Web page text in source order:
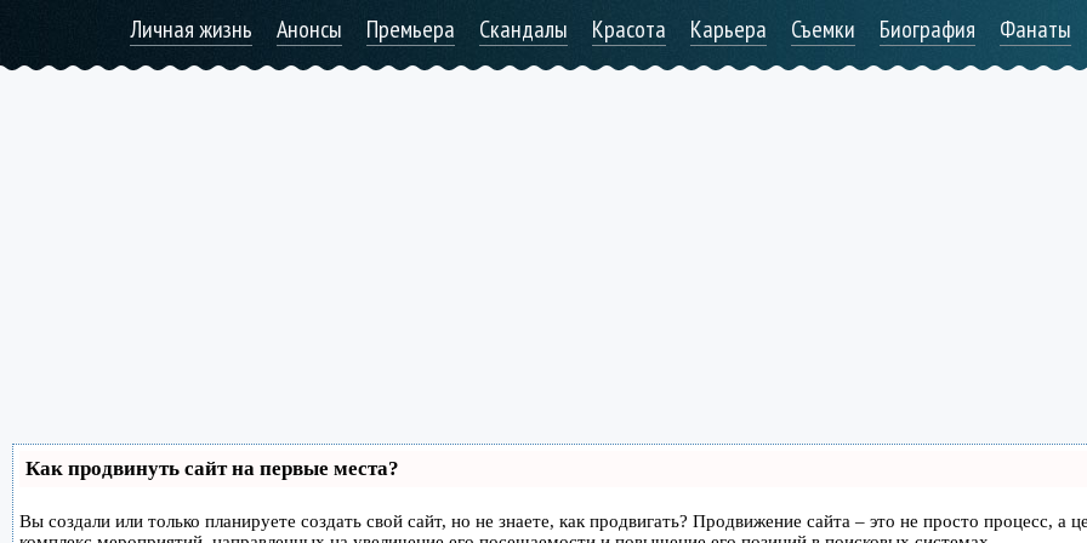
Личная жизнь Анонсы Премьера Скандалы Красота Карьера Съемки Биография Фанаты
Как продвинуть сайт на первые места?
Вы создали или только планируете создать свой сайт, но не знаете, как продвигать? Продвижение сайта – это не просто процесс, а